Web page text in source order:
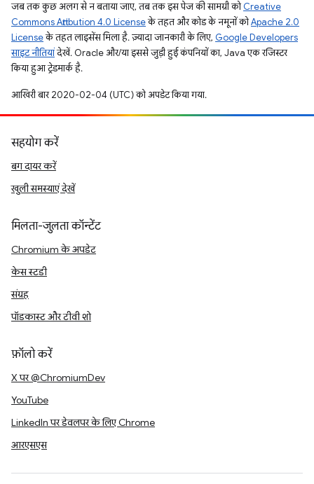
जब तक कुछ अलग से न बताया जाए, तब तक इस पेज की सामग्री कोCreative
Commons Attribution 4.0 Licenseके तहत और कोड के नमूनों कोApache 2.0
Licenseके तहत लाइसेंस मिला है. ज़्यादा जानकारी के लिए, Google Developers
साइट नीतियांदेखें. Oracle और/या इससे जुड़ी हुई कंपनियों का, Java एक रजिस्टर
किया हुआ ट्रेडमार्क है.
आखिरी बार 2020-02-04 (UTC) को अपडेट किया गया.
सहयोग करें
बग दायर करें
खुली समस्याएं देखें
मिलता-जुलता कॉन्टेंट
Chromium के अपडेट
केस स्टडी
संग्रह
पॉडकास्ट और टीवी शो
फ़ॉलो करें
X पर @ChromiumDev
YouTube
LinkedIn पर डेवलपर के लिए Chrome
आरएसएस